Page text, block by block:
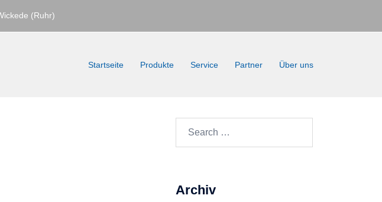
(Ruhr)
Startseite Produkte Service Partner Über uns
Archiv